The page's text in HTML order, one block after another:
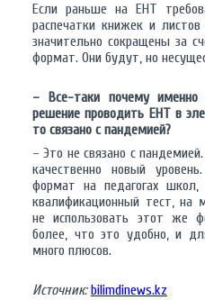
Если раньше на ЕНТ
распечатки книжек и
значительно сокращены за
формат. Они будут, но
– Все-таки почему
решение проводить ЕНТ в
то связано с пандемией?
– Это не связано с
качественно новый
формат на педагогах
квалификационный тест, на
не использовать этот же
более, что это удобно, и
много плюсов.
Источник:bilimdinews.kz